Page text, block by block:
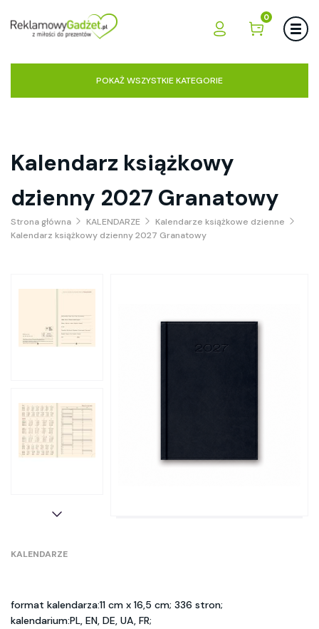
0
POKAŻ WSZYSTKIE KATEGORIE
Kalendarz książkowy
dzienny 2027 Granatowy
Strona główna KALENDARZE
Kalendarze książkowe dzienne
Kalendarz książkowy dzienny 2027 Granatowy
KALENDARZE
format kalendarza:11 cm x 16,5 cm; 336 stron;
kalendarium:PL, EN, DE, UA, FR;